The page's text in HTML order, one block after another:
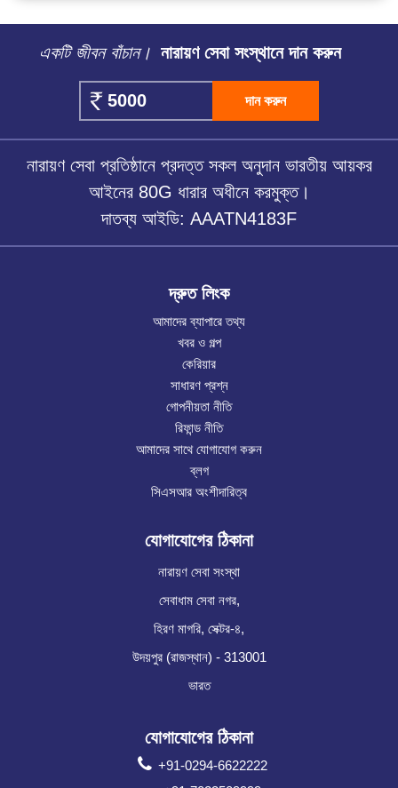
একটি জীবন বাঁচান। নারায়ণ সেবা সংস্থানে দান করুন
দান করুন
নারায়ণ সেবা প্রতিষ্ঠানে প্রদত্ত সকল অনুদান ভারতীয় আয়কর
আইনের 80G ধারার অধীনে করমুক্ত।
দাতব্য আইডি: AAATN4183F
দ্রুত লিংক
আমাদের ব্যাপারে তথ্য
খবর ও গল্প
কেরিয়ার
সাধারণ প্রশ্ন
গোপনীয়তা নীতি
রিফান্ড নীতি
আমাদের সাথে যোগাযোগ করুন
ব্লগ
সিএসআর অংশীদারিত্ব
যোগাযোগের ঠিকানা
নারায়ণ সেবা সংস্থা
সেবাধাম সেবা নগর,
হিরণ মাগরি, সেক্টর-৪,
উদয়পুর (রাজস্থান) - 313001
ভারত
যোগাযোগের ঠিকানা
+91-0294-6622222